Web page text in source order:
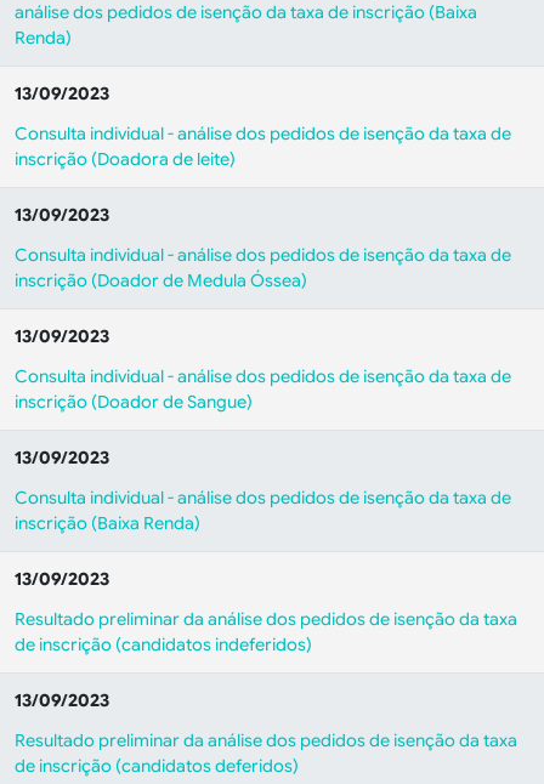
análise dos pedidos de isenção da taxa de inscrição (Baixa
Renda)
13/09/2023
Consulta individual - análise dos pedidos de isenção da taxa de
inscrição (Doadora de leite)
13/09/2023
Consulta individual - análise dos pedidos de isenção da taxa de
inscrição (Doador de Medula Óssea)
13/09/2023
Consulta individual - análise dos pedidos de isenção da taxa de
inscrição (Doador de Sangue)
13/09/2023
Consulta individual - análise dos pedidos de isenção da taxa de
inscrição (Baixa Renda)
13/09/2023
Resultado preliminar da análise dos pedidos de isenção da taxa
de inscrição (candidatos indeferidos)
13/09/2023
Resultado preliminar da análise dos pedidos de isenção da taxa
de inscrição (candidatos deferidos)